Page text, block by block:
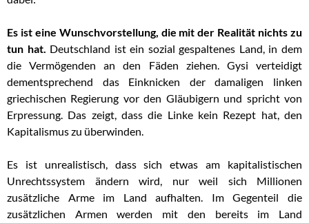
Es ist eine Wunschvorstellung, die mit der Realität nichts zu
tun hat. Deutschland ist ein sozial gespaltenes Land, in dem
die Vermögenden an den Fäden ziehen. Gysi verteidigt
dementsprechend das Einknicken der damaligen linken
griechischen Regierung vor den Gläubigern und spricht von
Erpressung. Das zeigt, dass die Linke kein Rezept hat, den
Kapitalismus zu überwinden.
Es ist unrealistisch, dass sich etwas am kapitalistischen
Unrechtssystem ändern wird, nur weil sich Millionen
zusätzliche Arme im Land aufhalten. Im Gegenteil die
zusätzlichen Armen werden mit den bereits im Land